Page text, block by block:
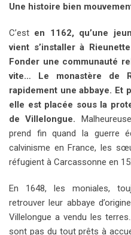
Une histoire bien
C’est en 1162, qu’une
vient s’installer à
Fonder une communauté
vite… Le monastère de
rapidement une abbaye. Et
elle est placée sous la
de Villelongue.
prend fin quand la guerre
calvinisme en France, les
réfugient à Carcassonne en
En 1648, les moniales,
retrouver leur abbaye
Villelongue a vendu les
sont pas du tout prêts à